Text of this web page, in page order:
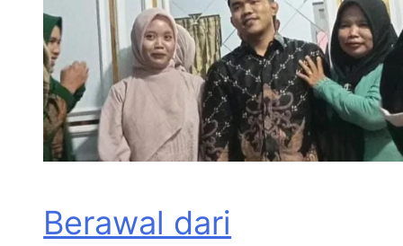
Berawal dari